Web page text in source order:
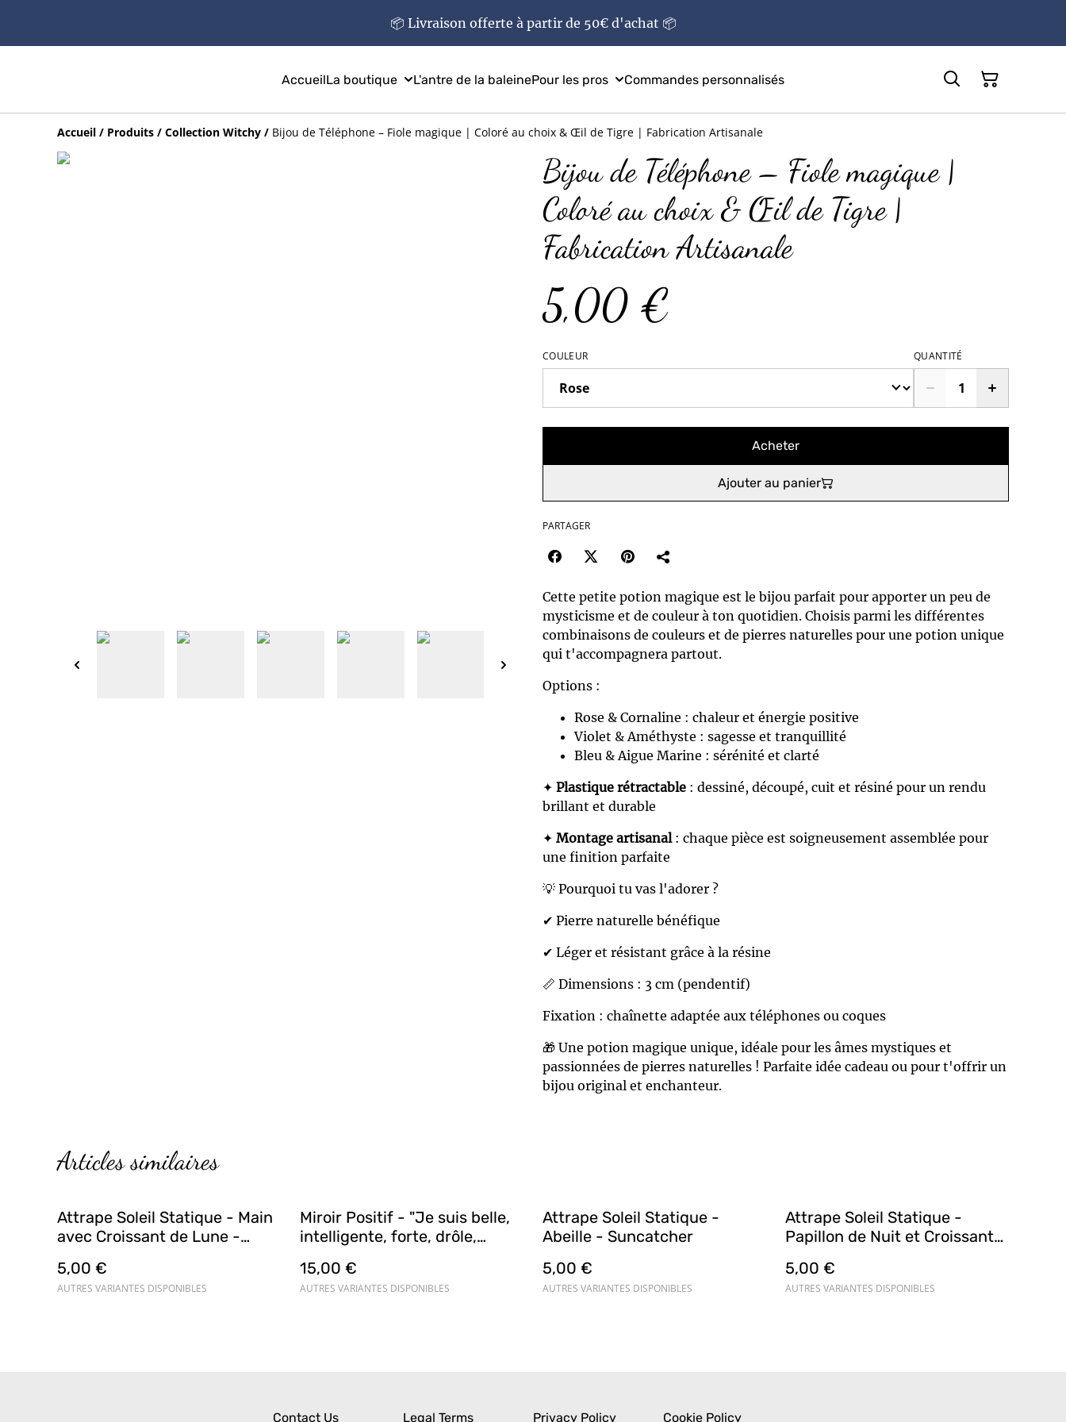
📦 Livraison offerte à partir de 50€ d'achat 📦
AccueilLa boutique L'antre de la baleinePour les pros Commandes personnalisés
Accueil / Produits / Collection Witchy / Bijou de Téléphone – Fiole magique | Coloré au choix & Œil de Tigre | Fabrication Artisanale
Bijou de Téléphone – Fiole magique |
Coloré au choix & Œil de Tigre |
Fabrication Artisanale
5,00 €
COULEUR QUANTITÉ
Acheter
Ajouter au panier
PARTAGER
Cette petite potion magique est le bijou parfait pour apporter un peu de
mysticisme et de couleur à ton quotidien. Choisis parmi les différentes
combinaisons de couleurs et de pierres naturelles pour une potion unique
qui t'accompagnera partout.
Options :
Rose & Cornaline : chaleur et énergie positive
Violet & Améthyste : sagesse et tranquillité
Bleu & Aigue Marine : sérénité et clarté
✦ Plastique rétractable : dessiné, découpé, cuit et résiné pour un rendu
brillant et durable
✦ Montage artisanal: chaque pièce est soigneusement assemblée pour
une finition parfaite
💡 Pourquoi tu vas l'adorer ?
✔ Pierre naturelle bénéfique
✔ Léger et résistant grâce à la résine
📏 Dimensions : 3 cm (pendentif)
Fixation : chaînette adaptée aux téléphones ou coques
🎁 Une potion magique unique, idéale pour les âmes mystiques et
passionnées de pierres naturelles ! Parfaite idée cadeau ou pour t'offrir un
bijou original et enchanteur.
Articles similaires
Attrape Soleil Statique - Main
avec Croissant de Lune -
5,00 €
AUTRES VARIANTES DISPONIBLES
Miroir Positif - "Je suis belle,
intelligente, forte, drôle,
15,00 €
AUTRES VARIANTES DISPONIBLES
Attrape Soleil Statique -
Abeille - Suncatcher
5,00 €
AUTRES VARIANTES DISPONIBLES
Attrape Soleil Statique -
Papillon de Nuit et Croissant
5,00 €
AUTRES VARIANTES DISPONIBLES
Contact Us Legal Terms Privacy Policy Cookie Policy